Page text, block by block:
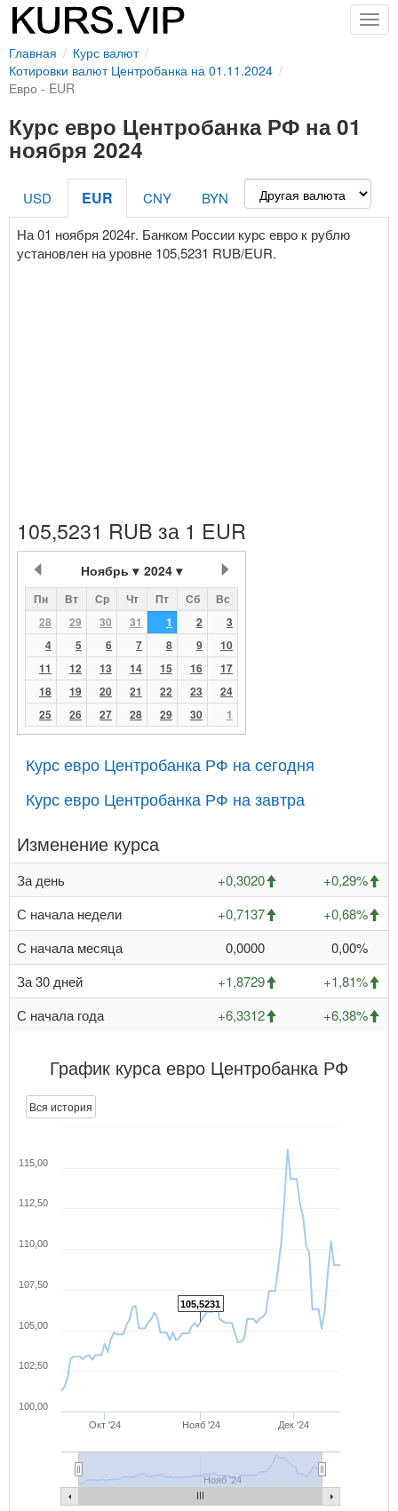
Главная
Курс валют
Котировки валют Центробанка на 01.11.2024
Евро - EUR
Курс евро Центробанка РФ на 01
ноября 2024
USD EUR CNY
BYN
На 01 ноября 2024г. Банком России курс евро к рублю
установлен на уровне 105,5231 RUB/EUR.
105,5231 RUB за 1 EUR
Ноябрь 2024
Пн Вт Ср Чт Пт Сб
Вс
28
29 30 31 1 2
3
4
5 6 7 8 9
10
11
12 13 14 15 16
17
18
19 20 21 22 23
24
25
26 27 28 29 30 1
Курс евро Центробанка РФ на сегодня
Курс евро Центробанка РФ на завтра
Изменение курса
За день +0,3020
+0,29%
С начала недели
+0,7137
+0,68%
С начала месяца
0,0000
0,00%
За 30 дней
+1,8729
+1,81%
С начала года
+6,3312 +6,38%
График курса евро Центробанка РФ
Вся история
105,5231
Окт '24 Нояб '24 Дек '24
Нояб '24
100,00
102,50
105,00
107,50
110,00
112,50
115,00